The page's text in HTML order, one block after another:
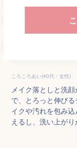
ころころあい(40代・女性)
メイク落としと洗
で、とろっと伸び
イクや汚れを包み
えるし、洗い上がり